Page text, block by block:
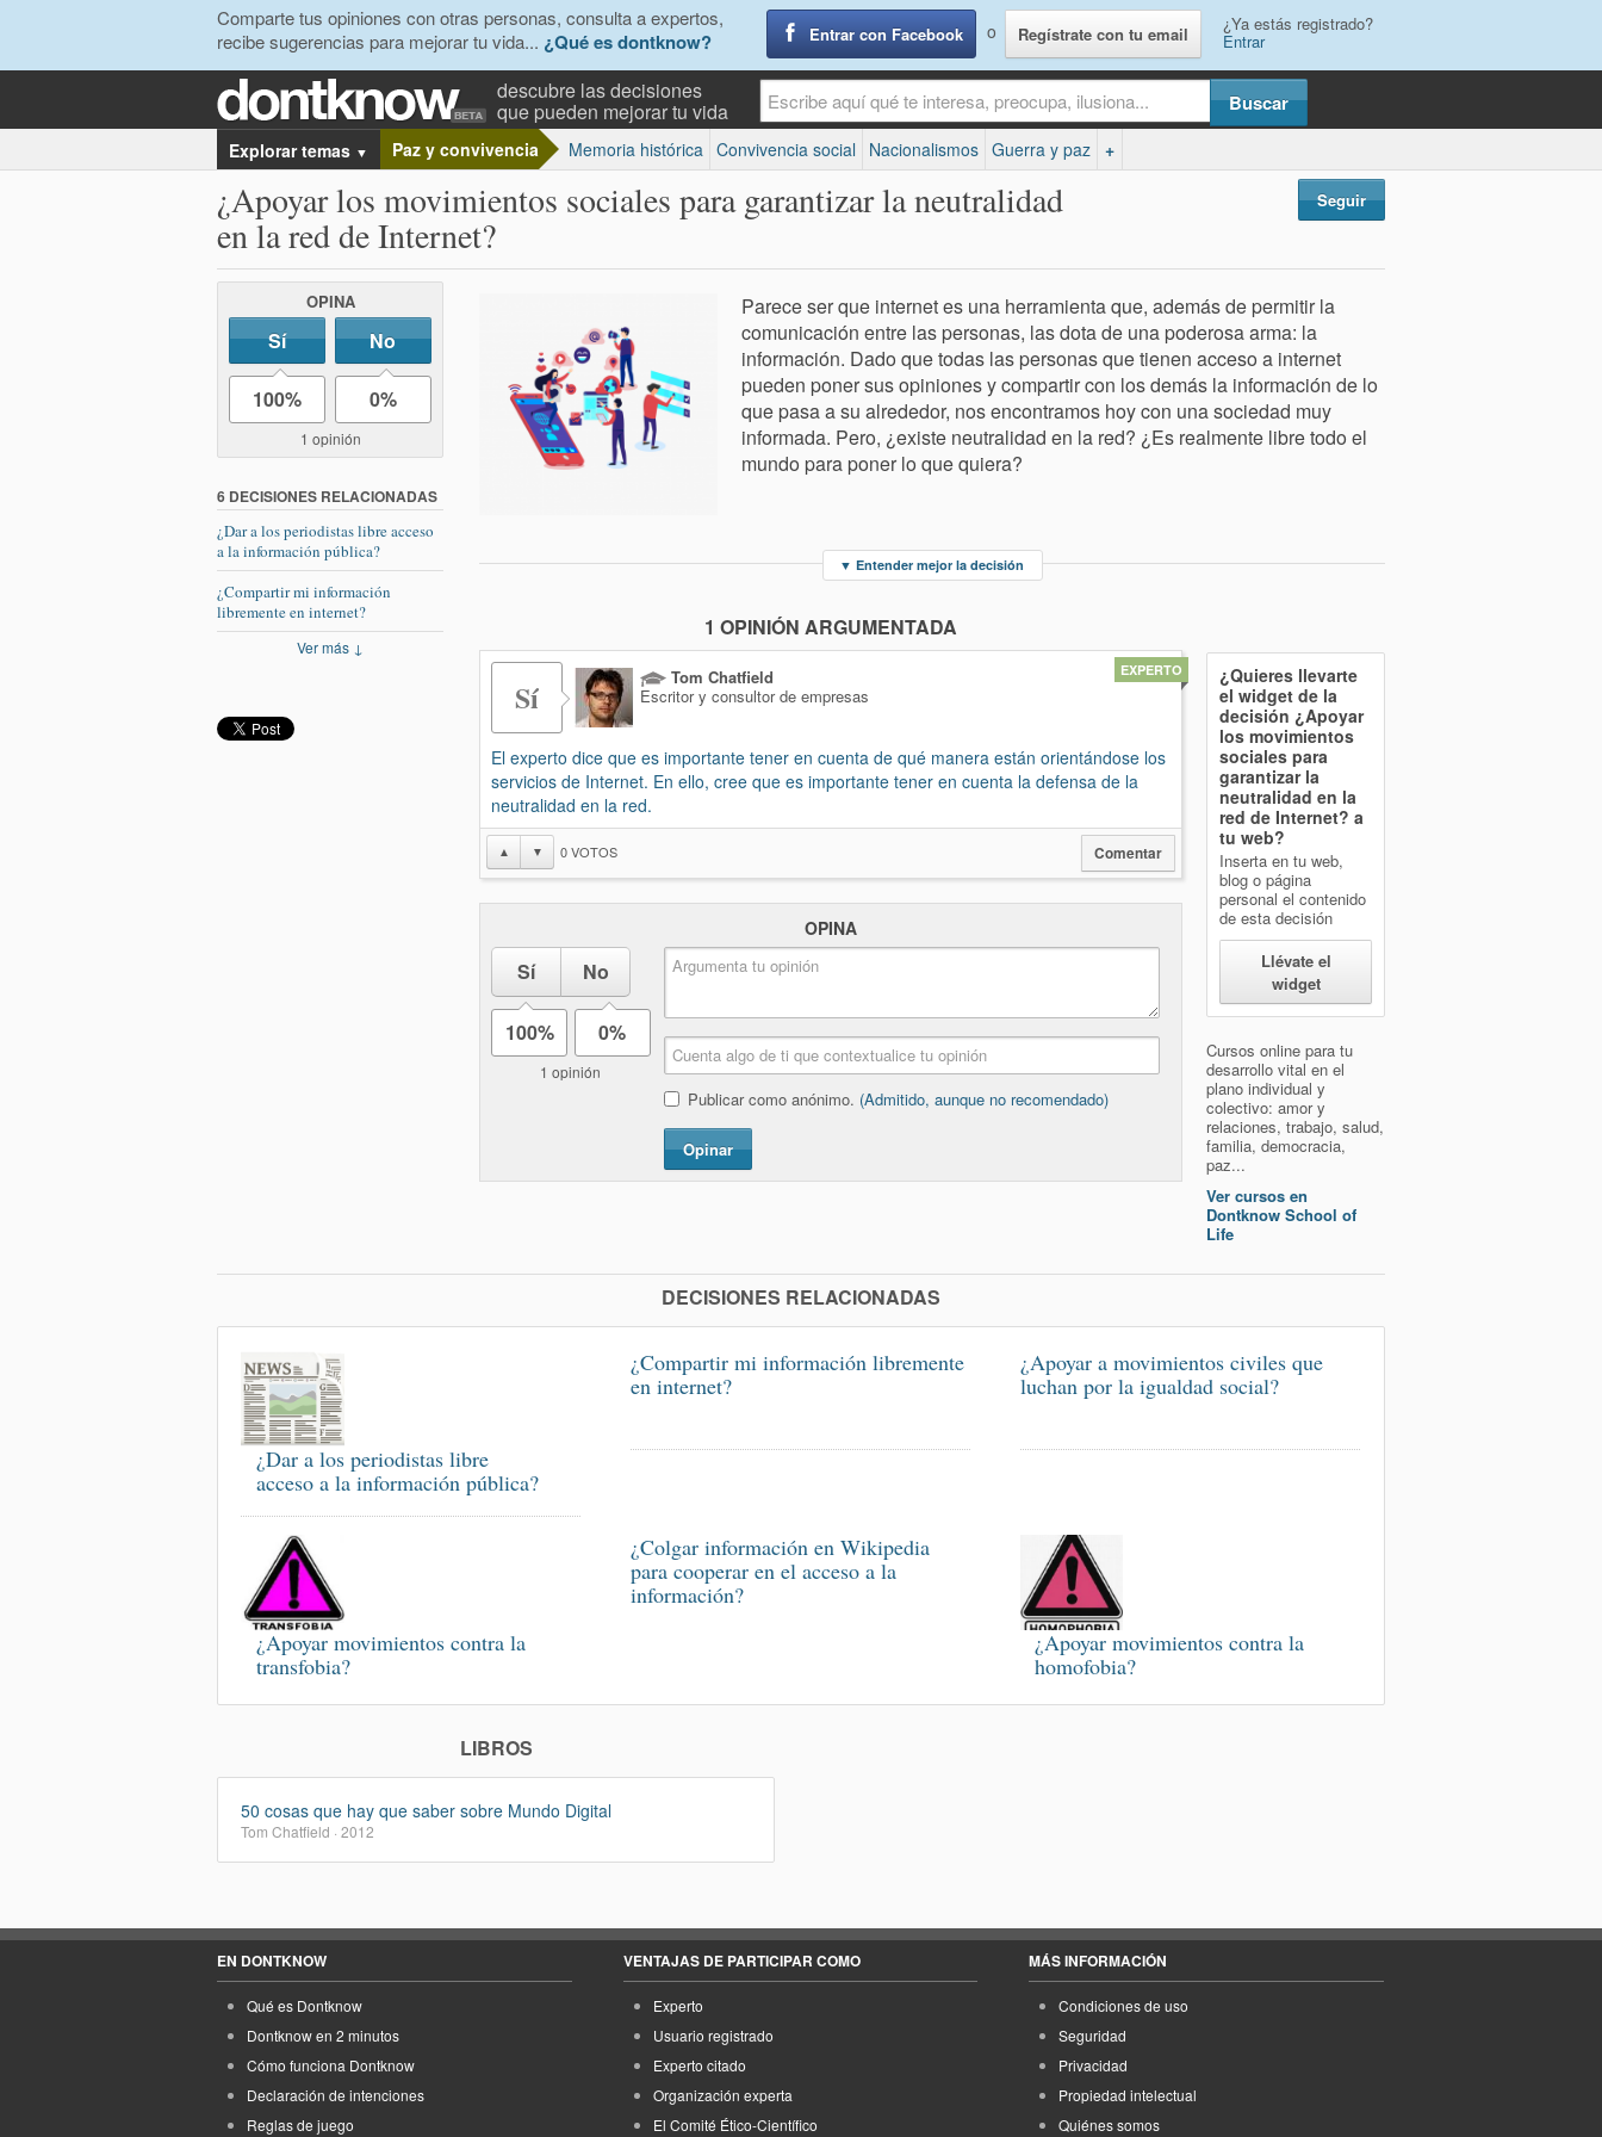
Comparte tus opiniones con otras personas, consulta a expertos,
recibe sugerencias para mejorar tu vida... ¿Qué es dontknow? Entrar con Facebook o Regístrate con tu email ¿Ya estás registrado?
Entrar
descubre las decisiones
que pueden mejorar tu vida
Explorar temas ▼ Paz y convivencia Memoria histórica Convivencia social Nacionalismos Guerra y paz +
¿Apoyar los movimientos sociales para garantizar la neutralidad
en la red de Internet?
Seguir
OPINA
Sí No
100% 0%
1 opinión
6 DECISIONES RELACIONADAS
¿Dar a los periodistas libre acceso
a la información pública?
¿Compartir mi información
libremente en internet?
Ver más ↓
Parece ser que internet es una herramienta que, además de permitir la
comunicación entre las personas, las dota de una poderosa arma: la
información. Dado que todas las personas que tienen acceso a internet
pueden poner sus opiniones y compartir con los demás la información de lo
que pasa a su alrededor, nos encontramos hoy con una sociedad muy
informada. Pero, ¿existe neutralidad en la red? ¿Es realmente libre todo el
mundo para poner lo que quiera?
▼ Entender mejor la decisión
1 OPINIÓN ARGUMENTADA
Sí
Tom Chatfield
Escritor y consultor de empresas
El experto dice que es importante tener en cuenta de qué manera están orientándose los
servicios de Internet. En ello, cree que es importante tener en cuenta la defensa de la
neutralidad en la red.
EXPERTO
▲ ▼ 0VOTOS Comentar
OPINA
Sí No
100% 0%
1 opinión
Publicar como anónimo. (Admitido, aunque no recomendado)
Opinar
¿Quieres llevarte
el widget de la
decisión ¿Apoyar
los movimientos
sociales para
garantizar la
neutralidad en la
red de Internet? a
tu web?
Inserta en tu web,
blog o página
personal el contenido
de esta decisión
Llévate el
widget
Cursos online para tu
desarrollo vital en el
plano individual y
colectivo: amor y
relaciones, trabajo, salud,
familia, democracia,
paz...
Ver cursos en
Dontknow School of
Life
DECISIONES RELACIONADAS
¿Dar a los periodistas libre
acceso a la información pública?
¿Compartir mi información libremente
en internet?
¿Apoyar a movimientos civiles que
luchan por la igualdad social?
¿Apoyar movimientos contra la
transfobia?
¿Colgar información en Wikipedia
para cooperar en el acceso a la
información?
¿Apoyar movimientos contra la
homofobia?
LIBROS
50 cosas que hay que saber sobre Mundo Digital
Tom Chatfield · 2012
EN DONTKNOW
Qué es Dontknow
Dontknow en 2 minutos
Cómo funciona Dontknow
Declaración de intenciones
Reglas de juego
VENTAJAS DE PARTICIPAR COMO
Experto
Usuario registrado
Experto citado
Organización experta
El Comité Ético-Científico
MÁS INFORMACIÓN
Condiciones de uso
Seguridad
Privacidad
Propiedad intelectual
Quiénes somos